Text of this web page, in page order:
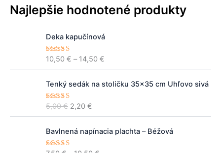
Najlepšie hodnotené produkty
Deka kapučínová
Hodnoteni
5.00
10,50 € – 14,50 €
P
r
c
r
g
:
Tenký sedák na stoličku 35×35 cm Uhľovo sivá
Hodnoteni
5,00€
ô
v
o
n
á
2,20 €
k
u
l
Bavlnená napínacia plachta – Béžová
r